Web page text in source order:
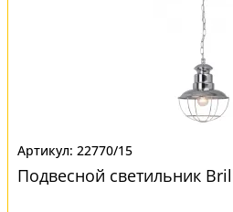
22770/15
Подвесной светильник